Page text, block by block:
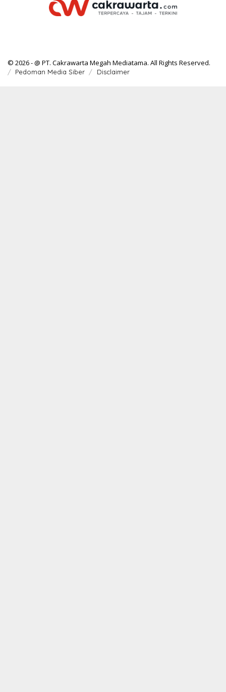
© 2026 - @ PT. Cakrawarta Megah Mediatama. All Rights Reserved.
Pedoman Media Siber Disclaimer